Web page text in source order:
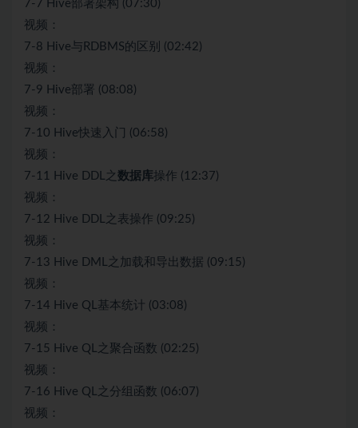
7-7 Hive部署架构 (07:30)
视频：
7-8 Hive与RDBMS的区别 (02:42)
视频：
7-9 Hive部署 (08:08)
视频：
7-10 Hive快速入门 (06:58)
视频：
7-11 Hive DDL之 数据库操作 (12:37)
视频：
7-12 Hive DDL之表操作 (09:25)
视频：
7-13 Hive DML之加载和导出数据 (09:15)
视频：
7-14 Hive QL基本统计 (03:08)
视频：
7-15 Hive QL之聚合函数 (02:25)
视频：
7-16 Hive QL之分组函数 (06:07)
视频：